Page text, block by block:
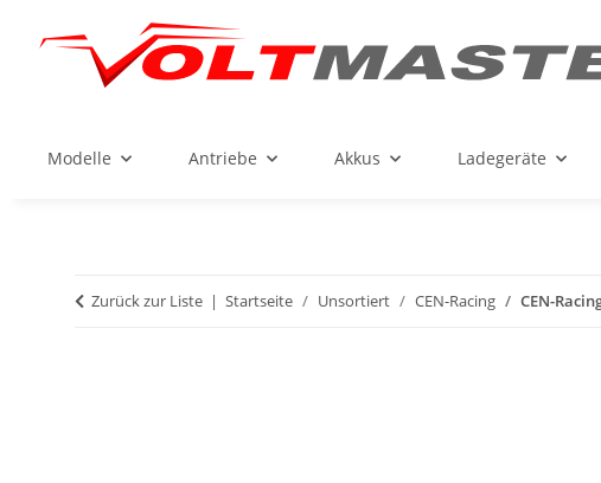
Modelle Antriebe Akkus Ladegeräte
Zurück zur Liste Startseite Unsortiert CEN-Racing CEN-